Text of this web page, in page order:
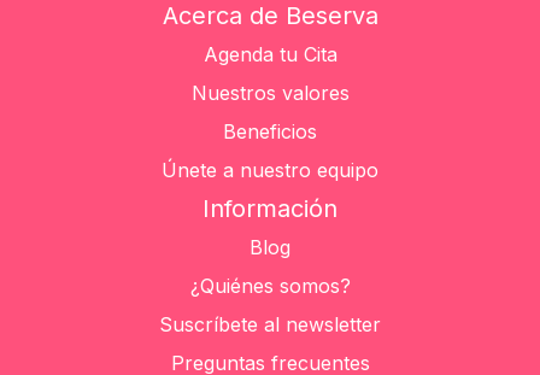
Acerca de Beserva
Agenda tu Cita
Nuestros valores
Beneficios
Únete a nuestro equipo
Información
Blog
¿Quiénes somos?
Suscríbete al newsletter
Preguntas frecuentes